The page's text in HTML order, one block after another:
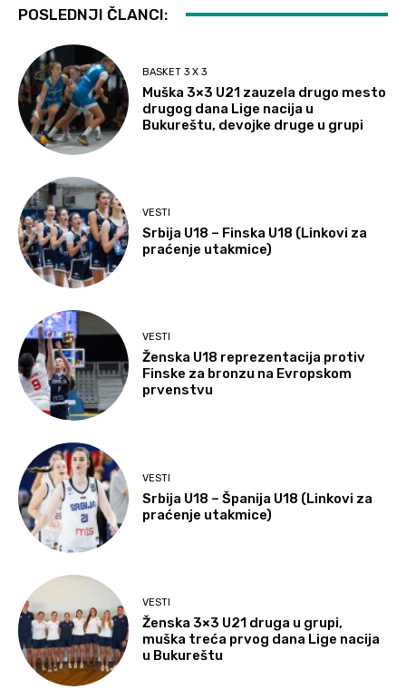
POSLEDNJI ČLANCI:
BASKET 3 X 3
Muška 3×3 U21 zauzela drugo mesto
drugog dana Lige nacija u
Bukureštu, devojke druge u grupi
VESTI
Srbija U18 – Finska U18 (Linkovi za
praćenje utakmice)
VESTI
Ženska U18 reprezentacija protiv
Finske za bronzu na Evropskom
prvenstvu
VESTI
Srbija U18 – Španija U18 (Linkovi za
praćenje utakmice)
VESTI
Ženska 3×3 U21 druga u grupi,
muška treća prvog dana Lige nacija
u Bukureštu